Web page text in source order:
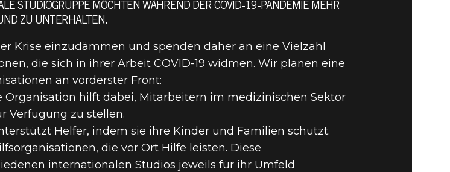
1.000.000
19-
STUDIOGRUPPE MÖCHTEN WÄHREND DER COVID-19-PANDEMIE MEHR
ZU UNTERHALTEN.
Krise einzudämmen und spenden daher an eine Vielzahl
die sich in ihrer Arbeit COVID-19 widmen. Wir planen eine
an vorderster Front:
Organisation hilft dabei, Mitarbeitern im medizinischen Sektor
Verfügung zu stellen.
Helfer, indem sie ihre Kinder und Familien schützt.
die vor Ort Hilfe leisten. Diese
internationalen Studios jeweils für ihr Umfeld